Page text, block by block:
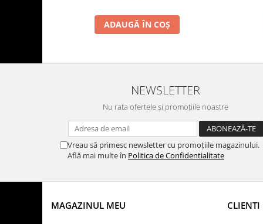
ADAUGĂ ÎN COȘ
NEWSLETTER
Nu rata ofertele și promoțiile noastre
Vreau să primesc newsletter cu promoțiile magazinului.
Află mai multe în Politica de Confidentialitate
MAGAZINUL MEU CLIENTI